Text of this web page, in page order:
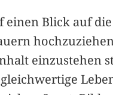
einen Blick auf
einzustehen